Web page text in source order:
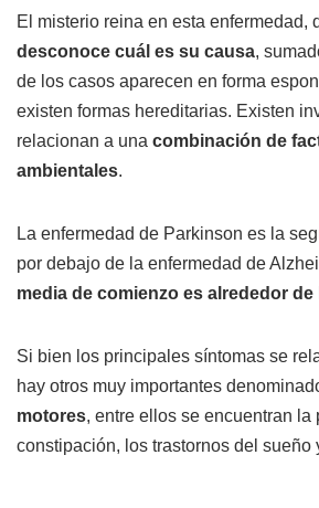
El misterio reina en esta enfermedad,
desconoce cuál es su causa,
de los casos aparecen en forma
existen formas hereditarias. Existen
relacionan a una combinación de
ambientales.
La enfermedad de Parkinson es la
por debajo de la enfermedad de
media de comienzo es alrededor de
Si bien los principales síntomas se
hay otros muy importantes
motores, entre ellos se encuentran la
constipación, los trastornos del sueño